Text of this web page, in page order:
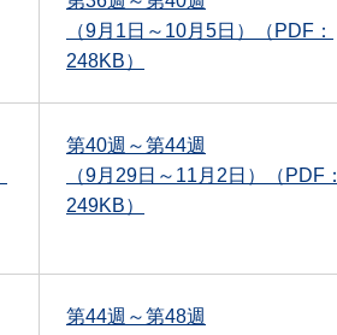
（9月1日～10月5日）（PDF：
248KB）
第40週～第44週
（9月29日～11月2日）（PDF：
249KB）
第44週～第48週